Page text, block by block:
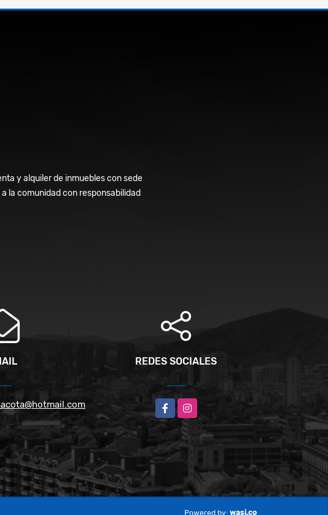
y alquiler de inmuebles con sede
la comunidad con responsabilidad
REDES SOCIALES
FacebookInstagram
Powered by: wasi.co